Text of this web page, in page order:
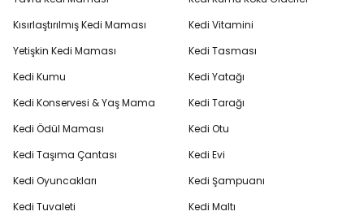
Kısırlaştırılmış Kedi Maması
Yetişkin Kedi Maması
Kedi Kumu
Kedi Konservesi & Yaş Mama
Kedi Ödül Maması
Kedi Taşıma Çantası
Kedi Oyuncakları
Kedi Tuvaleti
Kedi Vitamini
Kedi Tasması
Kedi Yatağı
Kedi Tarağı
Kedi Otu
Kedi Evi
Kedi Şampuanı
Kedi Maltı